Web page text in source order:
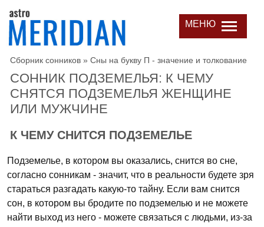
МЕНЮ
Сборник сонников » Сны на букву П - значение и толкование
СОННИК ПОДЗЕМЕЛЬЯ: К ЧЕМУ
СНЯТСЯ ПОДЗЕМЕЛЬЯ ЖЕНЩИНЕ
ИЛИ МУЖЧИНЕ
К ЧЕМУ СНИТСЯ ПОДЗЕМЕЛЬЕ
Подземелье, в котором вы оказались, снится во сне,
согласно сонникам - значит, что в реальности будете зря
стараться разгадать какую-то тайну. Если вам снится
сон, в котором вы бродите по подземелью и не можете
найти выход из него - можете связаться с людьми, из-за